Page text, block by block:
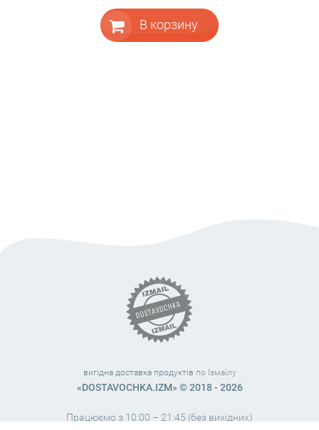
В корзину
вигідна доставка продуктів по Ізмаїлу
«DOSTAVOCHKA.IZM» © 2018 - 2026
Працюємо з 10:00 – 21:45 (без вихідних)